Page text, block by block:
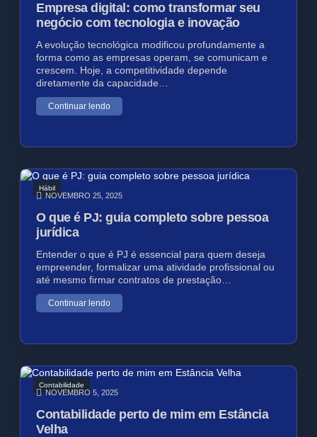
Empresa digital: como transformar seu
negócio com tecnologia e inovação
A evolução tecnológica modificou profundamente a
forma como as empresas operam, se comunicam e
crescem. Hoje, a competitividade depende
diretamente da capacidade…
Continuar lendo
Hábil
NOVEMBRO 25, 2025
O que é PJ: guia completo sobre pessoa
jurídica
Entender o que é PJ é essencial para quem deseja
empreender, formalizar uma atividade profissional ou
até mesmo firmar contratos de prestação…
Continuar lendo
Contabilidade
NOVEMBRO 5, 2025
Contabilidade perto de mim em Estância
Velha